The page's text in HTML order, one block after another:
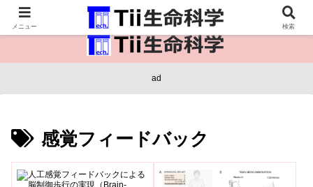
医療保健・生命・生物の情報インフラ。
ad
感覚フィードバック
メニュー 検索